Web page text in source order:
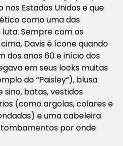
Estados Unidos e que
como uma das
Sempre com os
Davis é ícone quando
dos anos 60 e início dos
em seus looks muitas
do “Paisley”), blusa
batas, vestidos
(como argolas, colares e
e uma cabeleira
por onde